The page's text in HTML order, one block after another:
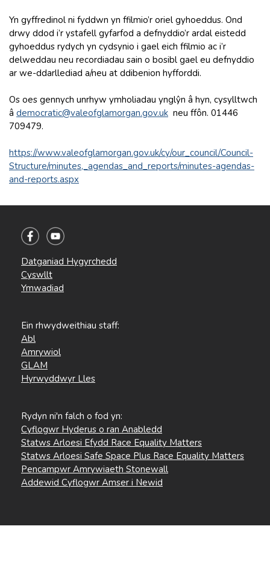
Yn gyffredinol ni fyddwn yn ffilmio’r oriel gyhoeddus. Ond
drwy ddod i’r ystafell gyfarfod a defnyddio’r ardal eistedd
gyhoeddus rydych yn cydsynio i gael eich ffilmio ac i’r
delweddau neu recordiadau sain o bosibl gael eu defnyddio
ar we-ddarllediad a/neu at ddibenion hyfforddi.
Os oes gennych unrhyw ymholiadau ynglŷn â hyn, cysylltwch
â democratic@valeofglamorgan.gov.uk neu ffôn. 01446
709479.
https://www.valeofglamorgan.gov.uk/cy/our_council/Council-
Structure/minutes,_agendas_and_reports/minutes-agendas-
and-reports.aspx
Datganiad Hygyrchedd
Cyswllt
Ymwadiad
Ein rhwydweithiau staff:
Abl
Amrywiol
GLAM
Hyrwyddwyr Lles
Rydyn ni'n falch o fod yn:
Cyflogwr Hyderus o ran Anabledd
Statws Arloesi Efydd Race Equality Matters
Statws Arloesi Safe Space Plus Race Equality Matters
Pencampwr Amrywiaeth Stonewall
Addewid Cyflogwr Amser i Newid